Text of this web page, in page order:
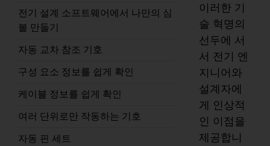
전기 설계 소프트웨어에서 나만의 심
볼 만들기
자동 교차 참조 기호
구성 요소 정보를 쉽게 확인
케이블 정보를 쉽게 확인
여러 단위로만 작동하는 기호
자동 핀 세트
이러한 기
술 혁명의
선두에 서
서 전기 엔
지니어와
설계자에
게 인상적
인 이점을
제공합니